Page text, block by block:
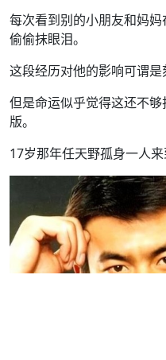
每次看到别的小朋友和妈
偷偷抹眼泪。
这段经历对他的影响可谓是
但是命运似乎觉得这还不
版。
17岁那年任天野孤身一人来